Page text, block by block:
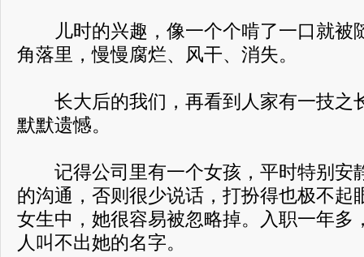
儿时的兴趣，像一个个啃了一口就被
角落里，慢慢腐烂、风干、消失。
长大后的我们，再看到人家有一技之
默默遗憾。
记得公司里有一个女孩，平时特别安
的沟通，否则很少说话，打扮得也极不起
女生中，她很容易被忽略掉。入职一年多
人叫不出她的名字。